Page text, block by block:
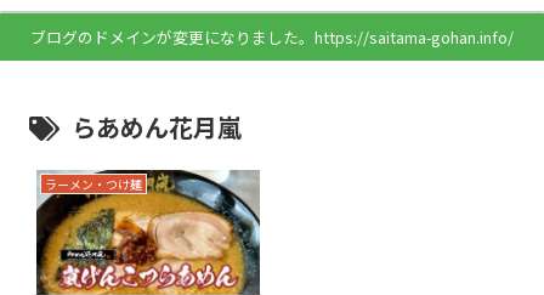
ブログのドメインが変更になりました。https://saitama-gohan.info/
らあめん花月嵐
ラーメン・つけ麺